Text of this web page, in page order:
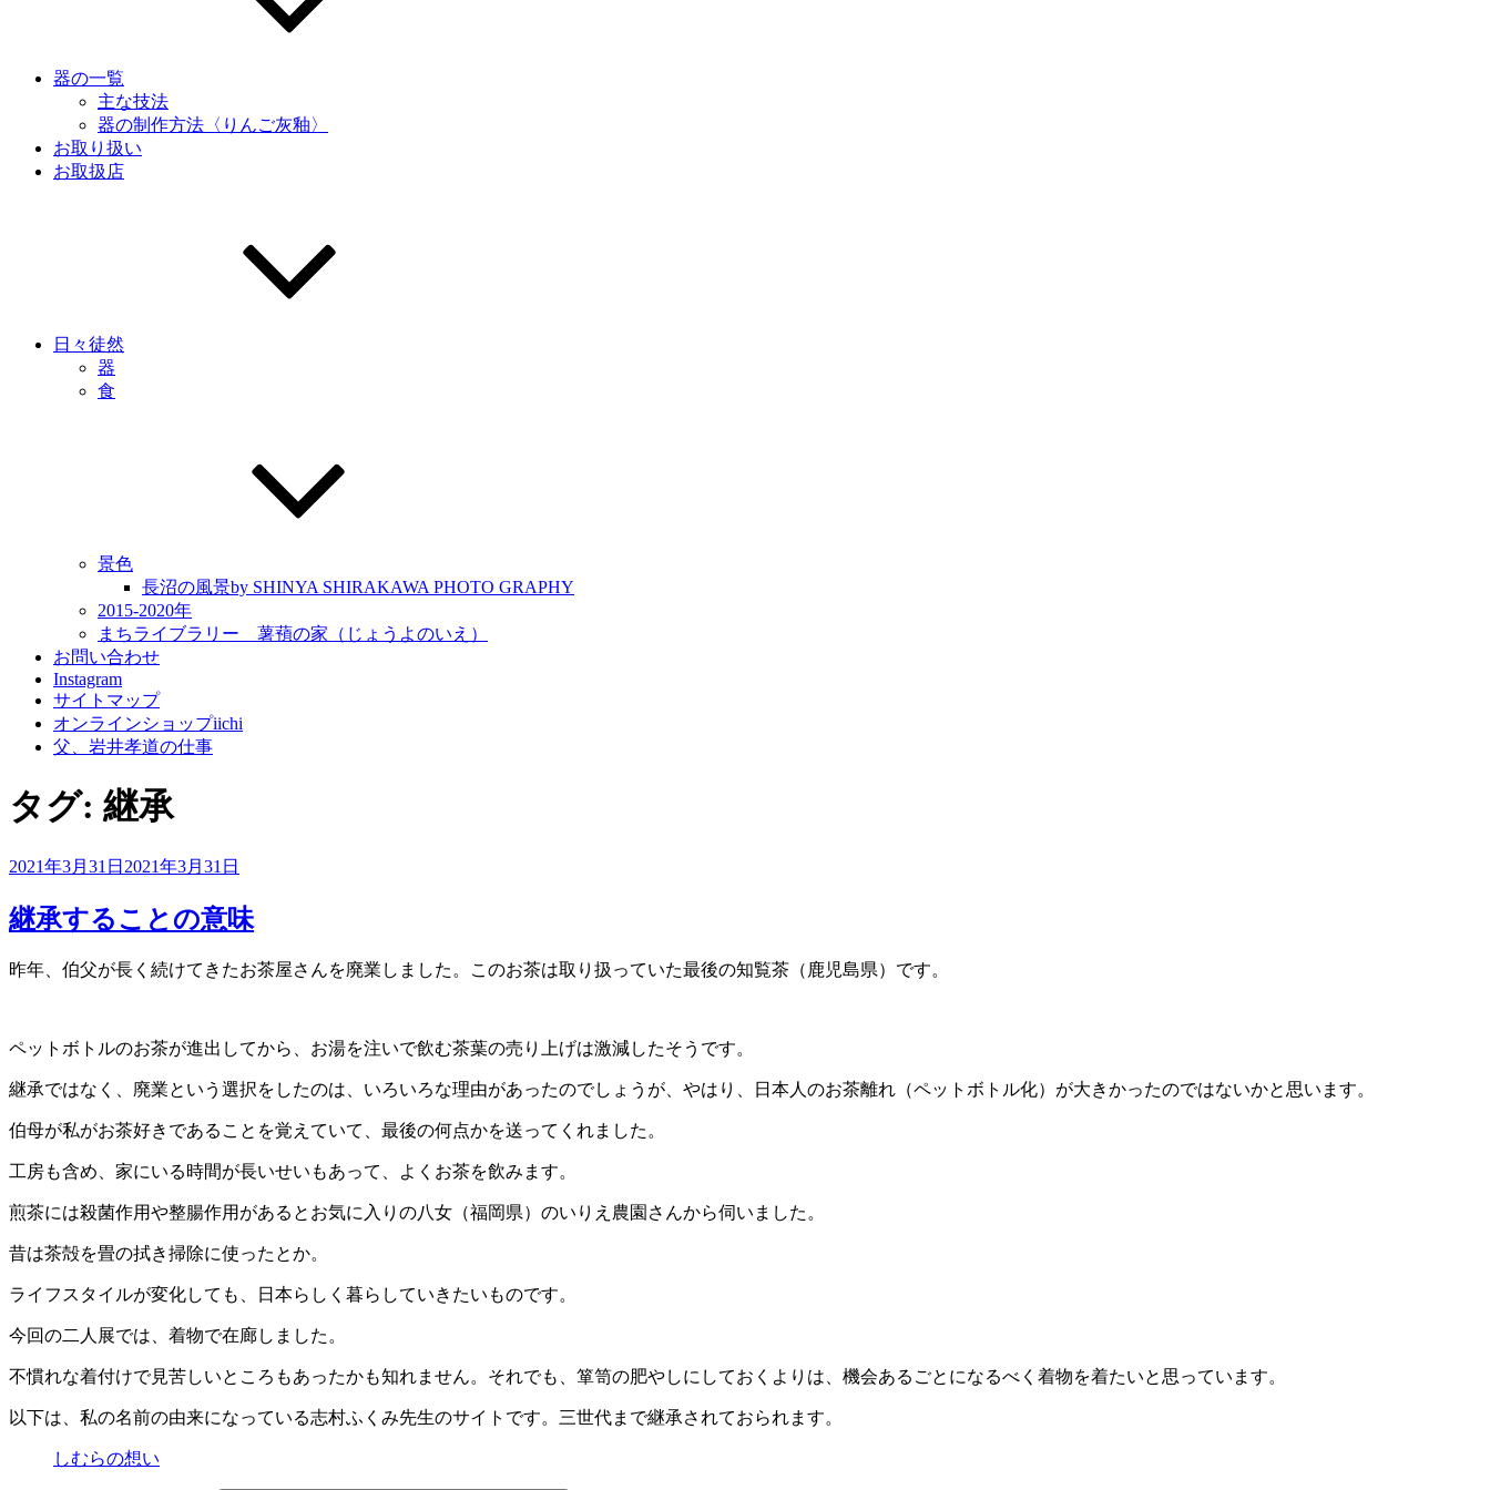
器の一覧
主な技法
器の制作方法〈りんご灰釉〉
お取り扱い
お取扱店
日々徒然
器
食
景色
長沼の風景by SHINYA SHIRAKAWA PHOTO GRAPHY
2015-2020年
まちライブラリー 薯蕷の家（じょうよのいえ）
お問い合わせ
Instagram
サイトマップ
オンラインショップiichi
父、岩井孝道の仕事
タグ: 継承
投
日:
2021年3月31日 2021年3月31日
継承することの意味
昨年、伯父が長く続けてきたお茶屋さんを廃業しました。このお茶は取り扱っていた最後の知覧茶（鹿児島県）です。
ペットボトルのお茶が進出してから、お湯を注いで飲む茶葉の売り上げは激減したそうです。
継承ではなく、廃業という選択をしたのは、いろいろな理由があったのでしょうが、やはり、日本人のお茶離れ（ペットボトル化）が大きかったのではないかと思います。
伯母が私がお茶好きであることを覚えていて、最後の何点かを送ってくれました。
工房も含め、家にいる時間が長いせいもあって、よくお茶を飲みます。
煎茶には殺菌作用や整腸作用があるとお気に入りの八女（福岡県）のいりえ農園さんから伺いました。
昔は茶殻を畳の拭き掃除に使ったとか。
ライフスタイルが変化しても、日本らしく暮らしていきたいものです。
今回の二人展では、着物で在廊しました。
不慣れな着付けで見苦しいところもあったかも知れません。それでも、箪笥の肥やしにしておくよりは、機会あるごとになるべく着物を着たいと思っています。
以下は、私の名前の由来になっている志村ふくみ先生のサイトです。三世代まで継承されておられます。
しむらの想い